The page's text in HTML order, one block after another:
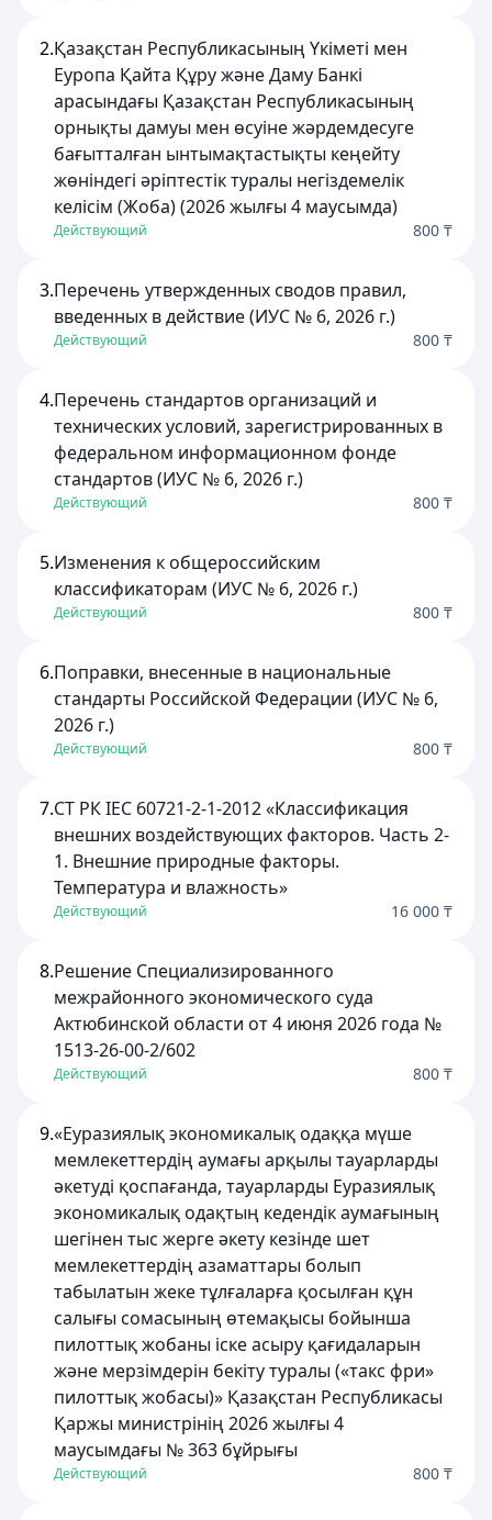
2.Қазақстан Республикасының Үкіметі мен
Еуропа Қайта Құру және Даму Банкі
арасындағы Қазақстан Республикасының
орнықты дамуы мен өсуіне жәрдемдесуге
бағытталған ынтымақтастықты кеңейту
жөніндегі әріптестік туралы негіздемелік
келісім (Жоба) (2026 жылғы 4 маусымда)
Действующий 800 ₸
3.Перечень утвержденных сводов правил,
введенных в действие (ИУС № 6, 2026 г.)
Действующий 800 ₸
4.Перечень стандартов организаций и
технических условий, зарегистрированных в
федеральном информационном фонде
стандартов (ИУС № 6, 2026 г.)
Действующий 800 ₸
5.Изменения к общероссийским
классификаторам (ИУС № 6, 2026 г.)
Действующий 800 ₸
6.Поправки, внесенные в национальные
стандарты Российской Федерации (ИУС № 6,
2026 г.)
Действующий 800 ₸
7.СТ РК ІЕС 60721-2-1-2012 «Классификация
внешних воздействующих факторов. Часть 2-
1. Внешние природные факторы.
Температура и влажность»
Действующий 16 000 ₸
8.Решение Специализированного
межрайонного экономического суда
Актюбинской области от 4 июня 2026 года №
1513-26-00-2/602
Действующий 800 ₸
9.«Еуразиялық экономикалық одаққа мүше
мемлекеттердің аумағы арқылы тауарларды
әкетуді қоспағанда, тауарларды Еуразиялық
экономикалық одақтың кедендік аумағының
шегінен тыс жерге әкету кезінде шет
мемлекеттердің азаматтары болып
табылатын жеке тұлғаларға қосылған құн
салығы сомасының өтемақысы бойынша
пилоттық жобаны іске асыру қағидаларын
және мерзімдерін бекіту туралы («такс фри»
пилоттық жобасы)» Қазақстан Республикасы
Қаржы министрінің 2026 жылғы 4
маусымдағы № 363 бұйрығы
Действующий 800 ₸